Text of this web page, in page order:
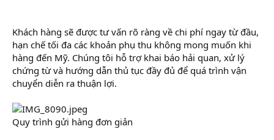
Khách hàng sẽ được tư vấn rõ ràng về chi phí ngay từ đầu,
hạn chế tối đa các khoản phụ thu không mong muốn khi
hàng đến Mỹ. Chúng tôi hỗ trợ khai báo hải quan, xử lý
chứng từ và hướng dẫn thủ tục đầy đủ để quá trình vận
chuyển diễn ra thuận lợi.
Quy trình gửi hàng đơn giản